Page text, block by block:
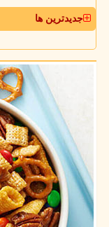
جدیدترین ها